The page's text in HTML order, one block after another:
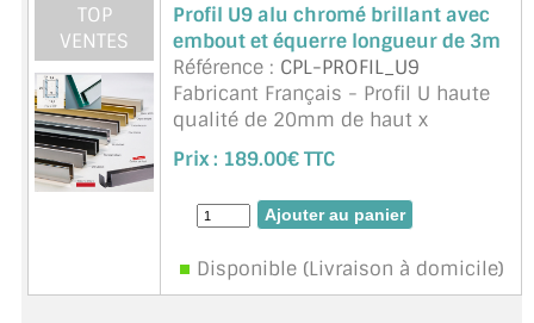
SYSTÈMES COULISSANTS
LE CATALOGUE ACCESSOIRES
(STROMBINOSCOPE)
ACCESSOIRES EN PROMOTIONS
EXEMPLES, RÉALISATIONS, INSPIRATIONS
TOP
VENTES
Profil U9 alu chromé brillant avec
embout et équerre longueur de 3m
Référence : CPL-PROFIL_U9
Fabricant Français - Profil U haute
qualité de 20mm de haut x
14,2mm de large et 2,4mm
d'épaisseur. Espace intérieur
9,4mm. Pour verre de 8mm
d'épaisseur. Idéal pour le montage
Prix : 189.00€ TTC
Disponible (Livraison à domicile)